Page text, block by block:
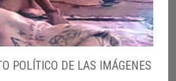
POLÍTICO DE LAS IMÁGENES